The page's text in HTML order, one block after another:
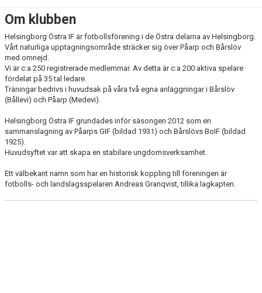
BILDGALLERI
DOKUMENT
VÅRA LAG/TRÄNARE
MATCHER
WEBSHOP
STYRELSE
Om klubben
Helsingborg Östra IF är fotbollsförening i de Östra delarna av Helsingborg.
Vårt naturliga upptagningsområde sträcker sig över Påarp och Bårslöv
med omnejd.
Vi är c:a 250 registrerade medlemmar. Av detta är c:a 200 aktiva spelare
fördelat på 35 tal ledare.
Träningar bedrivs i huvudsak på våra två egna anläggningar i Bårslöv
(Bållevi) och Påarp (Medevi).
Helsingborg Östra IF grundades inför säsongen 2012 som en
sammanslagning av Påarps GIF (bildad 1931) och Bårslövs BoIF (bildad
1925).
Huvudsyftet var att skapa en stabilare ungdomsverksamhet.
Ett välbekant namn som har en historisk koppling till föreningen är
fotbolls- och landslagsspelaren Andreas Granqvist, tillika lagkapten.